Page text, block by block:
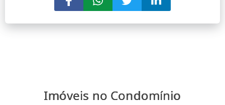
Imóveis no Condomínio